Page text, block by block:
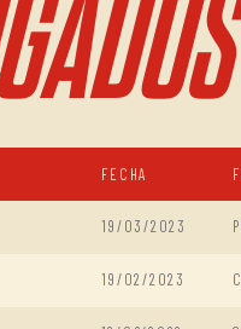
FECHA
19/03/2023
19/02/2023